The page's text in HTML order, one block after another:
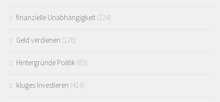
finanzielle Unabhängigkeit (224)
Geld verdienen (126)
Hintergründe Politik (83)
kluges Investieren (414)